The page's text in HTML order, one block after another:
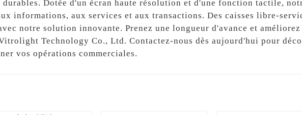
durables. Dotée d'un écran haute résolution et d'une fonction tactile,
informations, aux services et aux transactions. Des caisses libre-
notre solution innovante. Prenez une longueur d'avance et
Technology Co., Ltd. Contactez-nous dès aujourd'hui pour
vos opérations commerciales.